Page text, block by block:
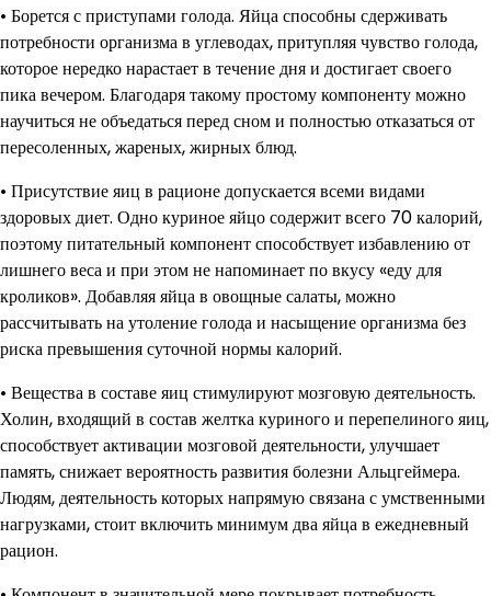
• Борется с приступами голода. Яйца способны сдерживать
потребности организма в углеводах, притупляя чувство голода,
которое нередко нарастает в течение дня и достигает своего
пика вечером. Благодаря такому простому компоненту можно
научиться не объедаться перед сном и полностью отказаться от
пересоленных, жареных, жирных блюд.
• Присутствие яиц в рационе допускается всеми видами
здоровых диет. Одно куриное яйцо содержит всего 70 калорий,
поэтому питательный компонент способствует избавлению от
лишнего веса и при этом не напоминает по вкусу «еду для
кроликов». Добавляя яйца в овощные салаты, можно
рассчитывать на утоление голода и насыщение организма без
риска превышения суточной нормы калорий.
• Вещества в составе яиц стимулируют мозговую деятельность.
Холин, входящий в состав желтка куриного и перепелиного яиц,
способствует активации мозговой деятельности, улучшает
память, снижает вероятность развития болезни Альцгеймера.
Людям, деятельность которых напрямую связана с умственными
нагрузками, стоит включить минимум два яйца в ежедневный
рацион.